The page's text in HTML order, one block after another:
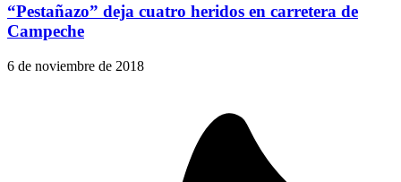
“Pestañazo” deja cuatro heridos en carretera de
Campeche
6 de noviembre de 2018